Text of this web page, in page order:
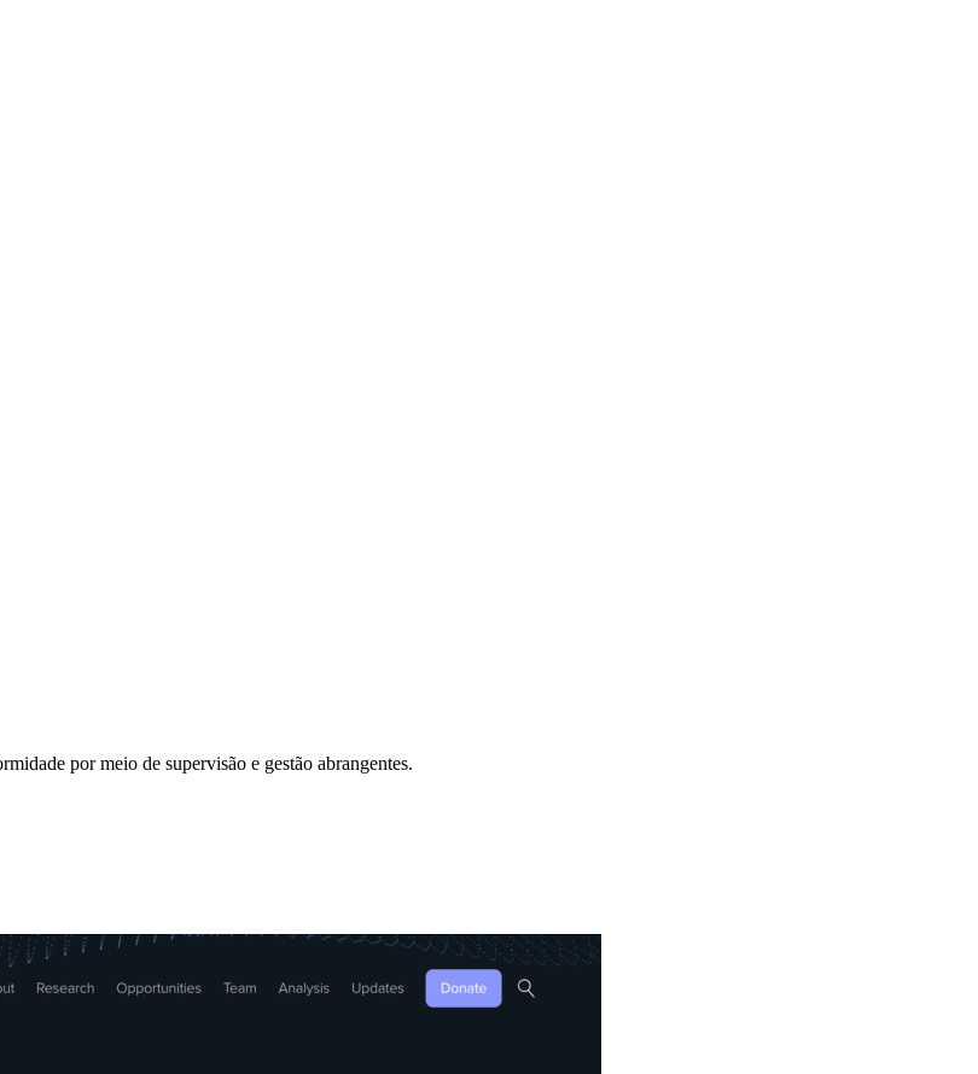
por meio de supervisão e gestão abrangentes.